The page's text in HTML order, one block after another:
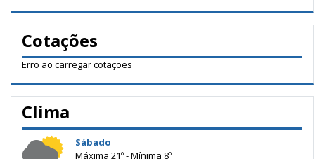
Cotações
Erro ao carregar cotações
Clima
Sábado
Máxima 21º - Mínima 8º